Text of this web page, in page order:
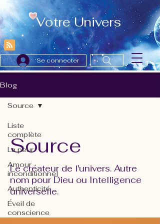
Votre Univers
Se connecter
Blog
Liste
complète
La peur
Amour
inconditionnel
Authenticité
Éveil de
conscience
Source
Source
Le créateur de l'univers. Autre
nom pour Dieu ou Intelligence
universelle.